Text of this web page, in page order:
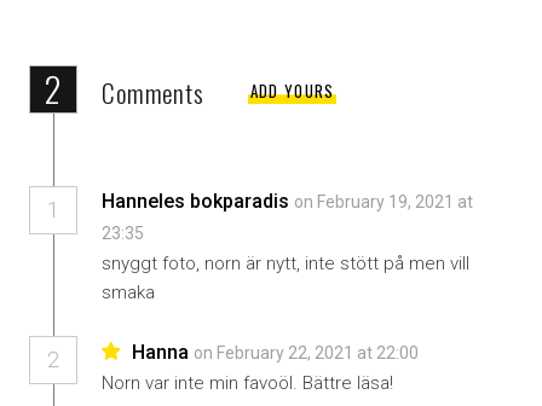
2 Comments ADD YOURS
1 Hanneles bokparadis on February 19, 2021 at
23:35
snyggt foto, norn är nytt, inte stött på men vill
smaka
2 Hanna on February 22, 2021 at 22:00
Norn var inte min favoöl. Bättre läsa!